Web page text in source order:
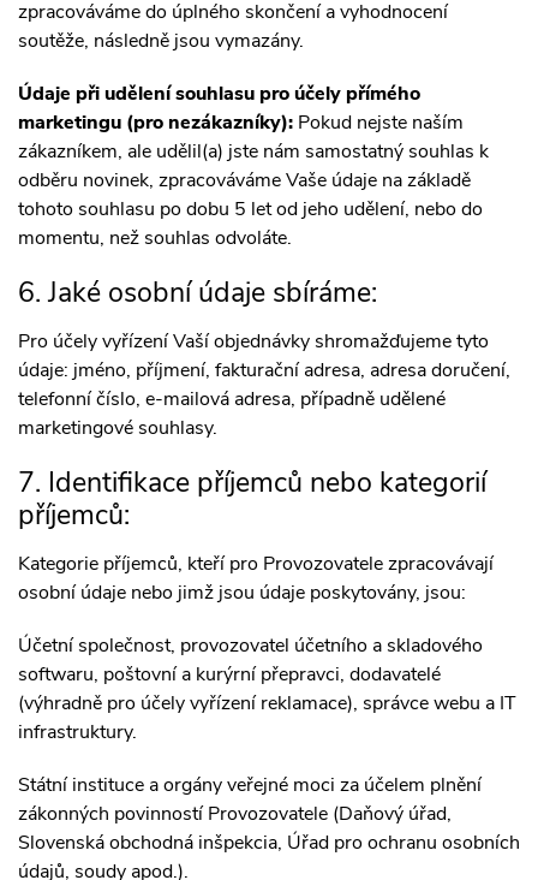
zpracováváme do úplného skončení a vyhodnocení
soutěže, následně jsou vymazány.
Údaje při udělení souhlasu pro účely přímého
marketingu (pro nezákazníky): Pokud nejste naším
zákazníkem, ale udělil(a) jste nám samostatný souhlas k
odběru novinek, zpracováváme Vaše údaje na základě
tohoto souhlasu po dobu 5 let od jeho udělení, nebo do
momentu, než souhlas odvoláte.
6. Jaké osobní údaje sbíráme:
Pro účely vyřízení Vaší objednávky shromažďujeme tyto
údaje: jméno, příjmení, fakturační adresa, adresa doručení,
telefonní číslo, e-mailová adresa, případně udělené
marketingové souhlasy.
7. Identifikace příjemců nebo kategorií
příjemců:
Kategorie příjemců, kteří pro Provozovatele zpracovávají
osobní údaje nebo jimž jsou údaje poskytovány, jsou:
Účetní společnost, provozovatel účetního a skladového
softwaru, poštovní a kurýrní přepravci, dodavatelé
(výhradně pro účely vyřízení reklamace), správce webu a IT
infrastruktury.
Státní instituce a orgány veřejné moci za účelem plnění
zákonných povinností Provozovatele (Daňový úřad,
Slovenská obchodná inšpekcia, Úřad pro ochranu osobních
údajů, soudy apod.).